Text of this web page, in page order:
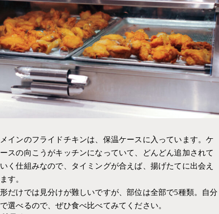
メインのフライドチキンは、保温ケースに入っています。ケ
ースの向こうがキッチンになっていて、どんどん追加されて
いく仕組みなので、タイミングが合えば、揚げたてに出会え
ます。
形だけでは見分けが難しいですが、部位は全部で5種類。自分
で選べるので、ぜひ食べ比べてみてください。